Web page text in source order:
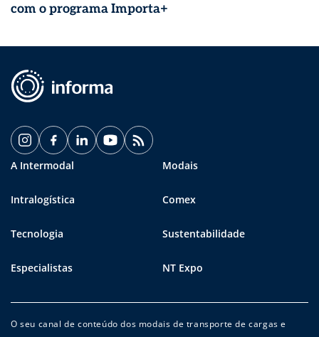
com o programa Importa+
A Intermodal Modais
Intralogística Comex
Tecnologia Sustentabilidade
Especialistas NT Expo
O seu canal de conteúdo dos modais de transporte de cargas e